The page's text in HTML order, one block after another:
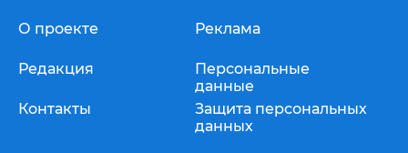
О проекте
Редакция
Контакты
Реклама
Персональные
данные
Защита персональных
данных